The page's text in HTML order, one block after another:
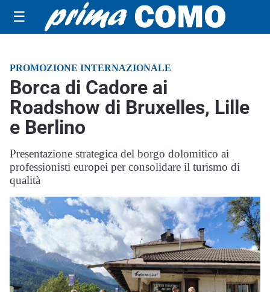
☰
PROMOZIONE INTERNAZIONALE
Borca di Cadore ai
Roadshow di Bruxelles, Lille
e Berlino
Presentazione strategica del borgo dolomitico ai
professionisti europei per consolidare il turismo di
qualità